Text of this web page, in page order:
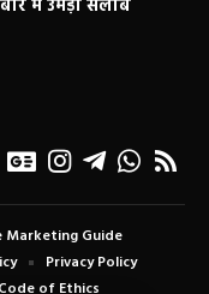
में उमड़ा सैलाब
Marketing Guide
Privacy Policy
of Ethics